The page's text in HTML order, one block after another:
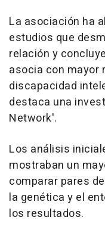
La asociación ha
estudios que
relación y
asocia con mayor
discapacidad
destaca una
Network'.
Los análisis
mostraban un
comparar pares
la genética y el
los resultados.